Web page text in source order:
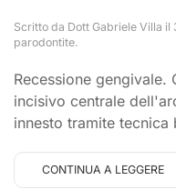
Scritto da Dott Gabriele Villa il
parodontite.
Recessione gengivale.
incisivo centrale
innesto tramite tecnica
CONTINUA A LEGGERE